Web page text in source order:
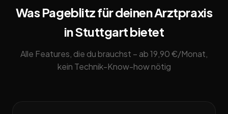
Was Pageblitz für deinen Arztpraxis
in Stuttgart bietet
Alle Features, die du brauchst – ab 19,90 €/Monat,
kein Technik-Know-how nötig